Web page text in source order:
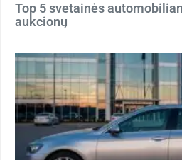
Top 5 svetainės
aukcionų